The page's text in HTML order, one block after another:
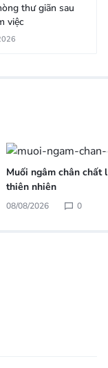
thư giãn sau
việc
Muối ngâm chân chất
thiên nhiên
08/08/2026 0